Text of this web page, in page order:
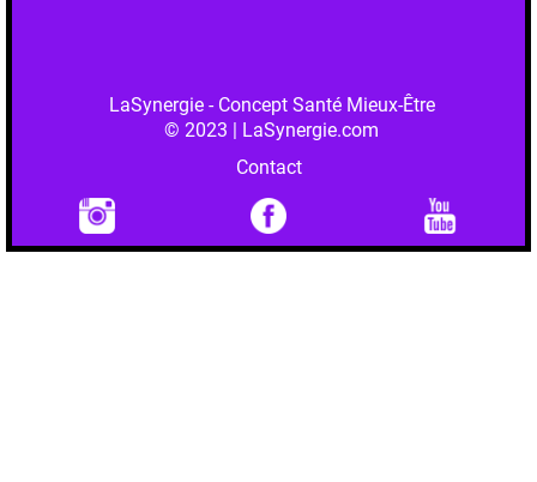
LaSynergie - Concept Santé Mieux-Être
© 2023 | LaSynergie.com
Contact